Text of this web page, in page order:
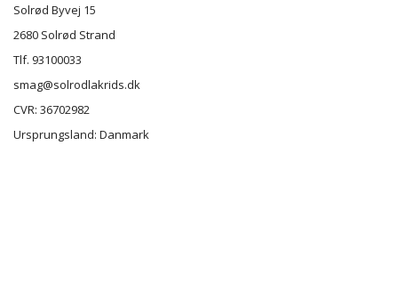
Solrød Byvej 15
2680 Solrød Strand
Tlf. 93100033
smag@solrodlakrids.dk
CVR: 36702982
Ursprungsland: Danmark